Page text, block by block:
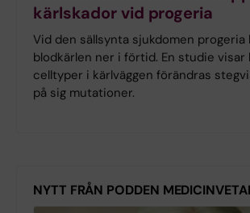
kärlskador vid progeria
Vid den sällsynta sjukdomen progeria
blodkärlen ner i förtid. En studie visar
celltyper i kärlväggen förändras
på sig mutationer.
NYTT FRÅN PODDEN